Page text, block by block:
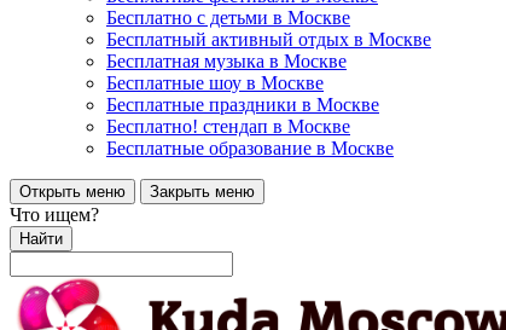
Бесплатно с детьми в Москве
Бесплатный активный отдых в Москве
Бесплатная музыка в Москве
Бесплатные шоу в Москве
Бесплатные праздники в Москве
Бесплатно! стендап в Москве
Бесплатные образование в Москве
Открыть меню Закрыть меню
Что ищем?
Найти